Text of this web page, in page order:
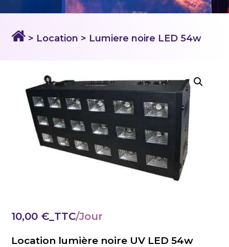
> Location > Lumiere noire LED 54w
10,00 €_TTC
Location lumière noire UV LED 54w